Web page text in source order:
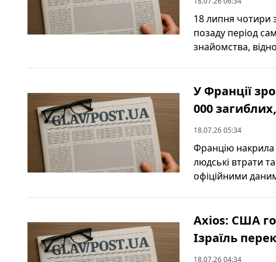
18 липня чотири
позаду період
знайомства,
У Франції
000
18.07.26 05:34
Францію
людські втрати
офіційними
Axios: США
Ізраїль
18.07.26 04:34